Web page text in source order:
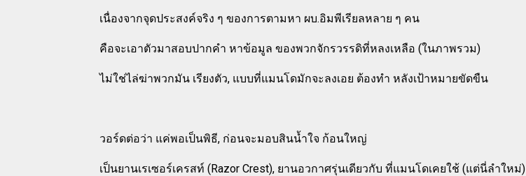
เนื่องจากจุดประสงค์จริง ๆ ของการตามหา ผบ.อิมพีเรียลหลาย ๆ คน
คือจะเอาตัวมาสอบปากคำ หาข้อมูล ของพวกจักรวรรดิที่หลงเหลือ (ในภาพรวม)
ไม่ใช่ไล่ฆ่าพวกมัน เรียงตัว, แบบที่แมนโดมักจะลงเอย ต้องทำ หลังเป้าหมายขัดขืน
วอร์ดต่อว่า แค่พอเป็นพิธี, ก่อนจะมอบสินน้ำใจ ก้อนใหญ่
เป็นยานเรเซอร์เครสท์ (Razor Crest), ยานอวกาศรุ่นเดียวกับ ที่แมนโดเคยใช้ (แต่นี่ลำใหม่)